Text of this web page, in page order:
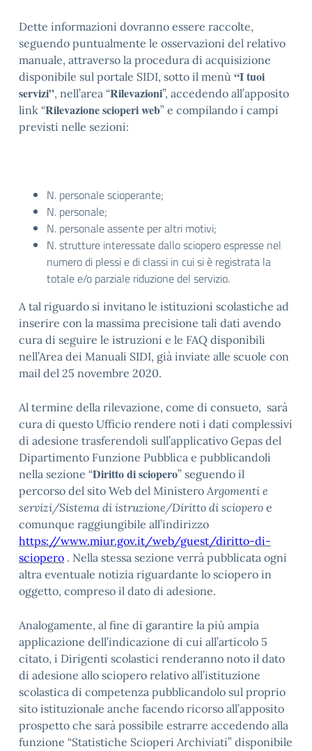
Dette informazioni dovranno essere raccolte,
seguendo puntualmente le osservazioni del relativo
manuale, attraverso la procedura di acquisizione
disponibile sul portale SIDI, sotto il menù “I tuoi
servizi”, nell’area “Rilevazioni”, accedendo all’apposito
link “Rilevazione scioperi web” e compilando i campi
previsti nelle sezioni:
N. personale scioperante;
N. personale;
N. personale assente per altri motivi;
N. strutture interessate dallo sciopero espresse nel
numero di plessi e di classi in cui si è registrata la
totale e/o parziale riduzione del servizio.
A tal riguardo si invitano le istituzioni scolastiche ad
inserire con la massima precisione tali dati avendo
cura di seguire le istruzioni e le FAQ disponibili
nell’Area dei Manuali SIDI, già inviate alle scuole con
mail del 25 novembre 2020.
Al termine della rilevazione, come di consueto, sarà
cura di questo Ufficio rendere noti i dati complessivi
di adesione trasferendoli sull’applicativo Gepas del
Dipartimento Funzione Pubblica e pubblicandoli
nella sezione “Diritto di sciopero” seguendo il
percorso del sito Web del Ministero Argomenti e
servizi/Sistema di istruzione/Diritto di sciopero e
comunque raggiungibile all’indirizzo
https://www.miur.gov.it/web/guest/diritto-di-
sciopero . Nella stessa sezione verrà pubblicata ogni
altra eventuale notizia riguardante lo sciopero in
oggetto, compreso il dato di adesione.
Analogamente, al fine di garantire la più ampia
applicazione dell’indicazione di cui all’articolo 5
citato, i Dirigenti scolastici renderanno noto il dato
di adesione allo sciopero relativo all’istituzione
scolastica di competenza pubblicandolo sul proprio
sito istituzionale anche facendo ricorso all’apposito
prospetto che sarà possibile estrarre accedendo alla
funzione “Statistiche Scioperi Archiviati” disponibile